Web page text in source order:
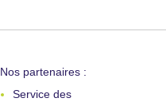
Nos partenaires :
Service des